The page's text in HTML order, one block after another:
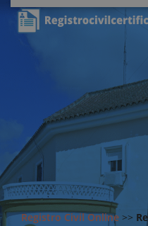
Registro Civil Online >>